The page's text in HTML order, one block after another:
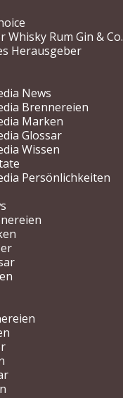
Whisky Rum Gin & Co.
Herausgeber
News
Brennereien
Marken
Glossar
Wissen
Persönlichkeiten